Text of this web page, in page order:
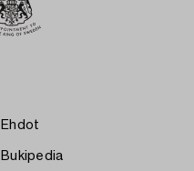
Ehdot
Bukipedia